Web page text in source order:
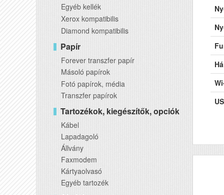
Egyéb kellék
Xerox kompatibilis
Diamond kompatibilis
Papír
Forever transzfer papír
Másoló papírok
Fotó papírok, média
Transzfer papírok
Tartozékok, kiegészítők, opciók
Kábel
Lapadagoló
Állvány
Faxmodem
Kártyaolvasó
Egyéb tartozék